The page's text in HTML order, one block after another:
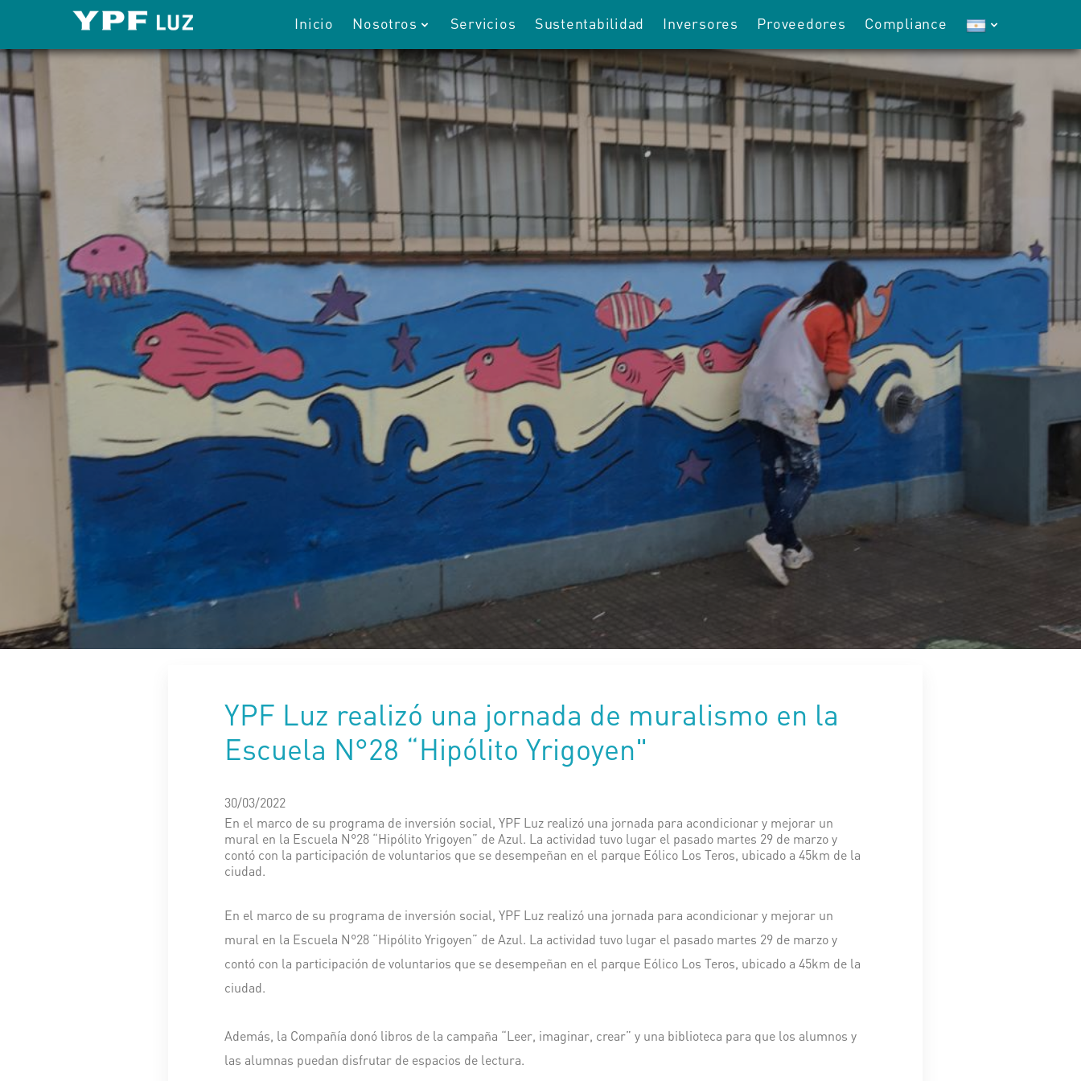
Inicio Nosotros Servicios Sustentabilidad Inversores Proveedores Compliance
YPF Luz realizó una jornada de muralismo en la
Escuela N°28 “Hipólito Yrigoyen"
30/03/2022
En el marco de su programa de inversión social, YPF Luz realizó una jornada para acondicionar y mejorar un
mural en la Escuela N°28 “Hipólito Yrigoyen” de Azul. La actividad tuvo lugar el pasado martes 29 de marzo y
contó con la participación de voluntarios que se desempeñan en el parque Eólico Los Teros, ubicado a 45km de la
ciudad.
En el marco de su programa de inversión social, YPF Luz realizó una jornada para acondicionar y mejorar un
mural en la Escuela N°28 “Hipólito Yrigoyen” de Azul. La actividad tuvo lugar el pasado martes 29 de marzo y
contó con la participación de voluntarios que se desempeñan en el parque Eólico Los Teros, ubicado a 45km de la
ciudad.
Además, la Compañía donó libros de la campaña “Leer, imaginar, crear” y una biblioteca para que los alumnos y
las alumnas puedan disfrutar de espacios de lectura.